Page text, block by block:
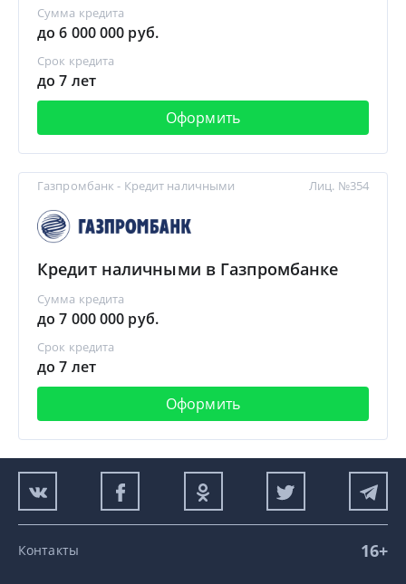
Сумма кредита
до 6 000 000 руб.
Срок кредита
до 7 лет
Оформить
Газпромбанк - Кредит наличными
Кредит наличными в Газпромбанке
Сумма кредита
до 7 000 000 руб.
Срок кредита
до 7 лет
Оформить
Лиц. №354
Контакты 16+